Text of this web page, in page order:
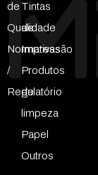
de
Qualidade
Normativas
/
Regulatório
Tintas
de
Impressão
Produtos
de
limpeza
Papel
Outros